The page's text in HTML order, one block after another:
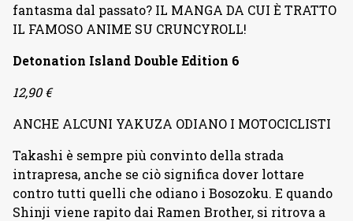
fantasma dal passato? IL MANGA DA CUI È TRATTO
IL FAMOSO ANIME SU CRUNCYROLL!
Detonation Island Double Edition 6
12,90 €
ANCHE ALCUNI YAKUZA ODIANO I MOTOCICLISTI
Takashi è sempre più convinto della strada
intrapresa, anche se ciò significa dover lottare
contro tutti quelli che odiano i Bosozoku. E quando
Shinji viene rapito dai Ramen Brother, si ritrova a